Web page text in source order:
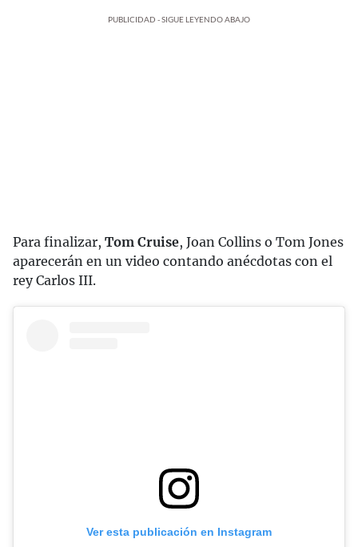
PUBLICIDAD - SIGUE LEYENDO ABAJO
Para finalizar, Tom Cruise, Joan Collins o Tom Jones
aparecerán en un video contando anécdotas con el
rey Carlos III.
Ver esta publicación en Instagram